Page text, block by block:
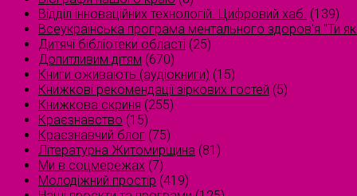
Відділ інноваційних технологій. Цифровий хаб. (139)
Всеукраїнська програма ментального здоров'я "Ти
Дитячі бібліотеки області (25)
Допитливим дітям (670)
Книги оживають (аудіокниги) (15)
Книжкові рекомендації зіркових гостей (5)
Книжкова скриня (255)
Краєзнавство (15)
Краєзнавчий блог (75)
Літературна Житомирщина (81)
Ми в соцмережах (7)
Молодіжний простір (419)